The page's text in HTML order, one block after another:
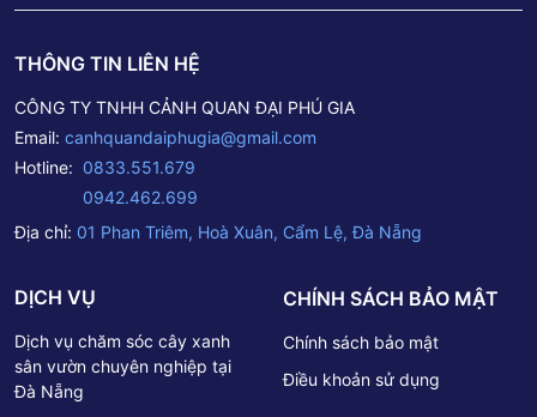
THÔNG TIN LIÊN HỆ
CÔNG TY TNHH CẢNH QUAN ĐẠI PHÚ GIA
Email: canhquandaiphugia@gmail.com
Hotline: 0833.551.679
0942.462.699
Địa chỉ: 01 Phan Triêm, Hoà Xuân, Cẩm Lệ, Đà Nẵng
DỊCH VỤ
Dịch vụ chăm sóc cây xanh
sân vườn chuyên nghiệp tại
Đà Nẵng
CHÍNH SÁCH BẢO MẬT
Chính sách bảo mật
Điều khoản sử dụng